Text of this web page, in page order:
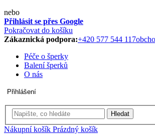
nebo
Přihlásit se přes Google
Pokračovat do košíku
Zákaznická podpora:+420 577 544 117
Péče o šperky
Balení šperků
O nás
Přihlášení
Hledat
Nákupní košík Prázdný košík